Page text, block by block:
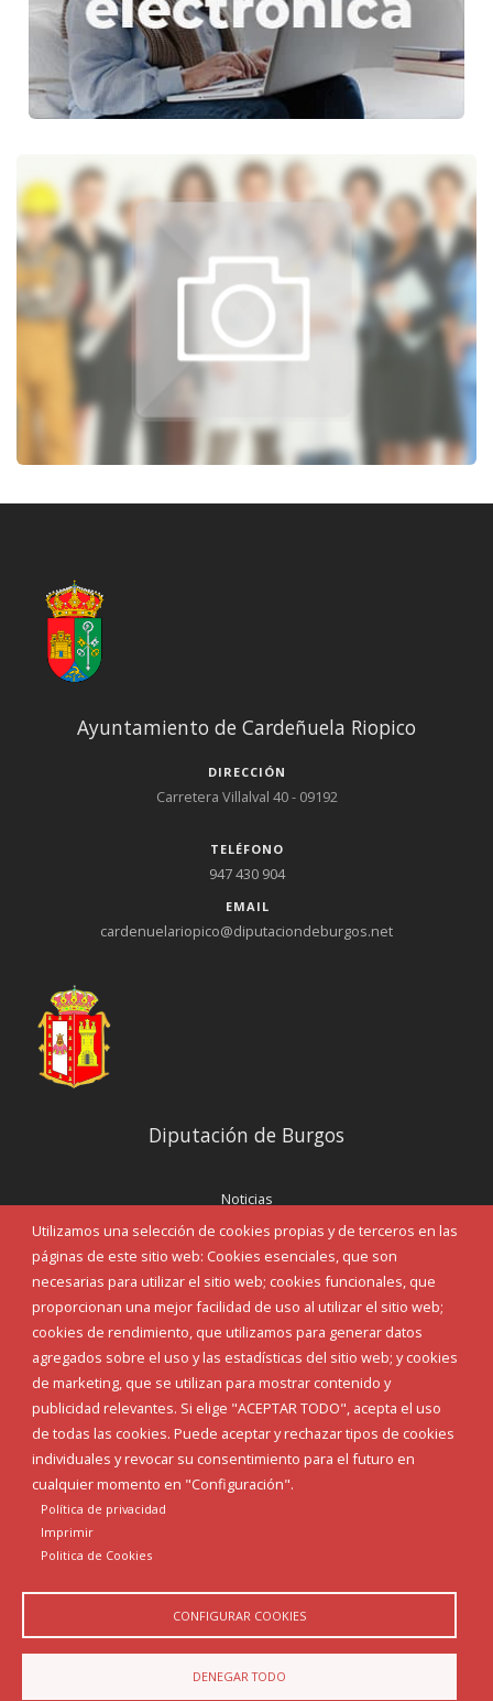
Utilizamos una selección de cookies propias y de terceros en las
páginas de este sitio web: Cookies esenciales, que son
necesarias para utilizar el sitio web; cookies funcionales, que
proporcionan una mejor facilidad de uso al utilizar el sitio web;
cookies de rendimiento, que utilizamos para generar datos
agregados sobre el uso y las estadísticas del sitio web; y cookies
de marketing, que se utilizan para mostrar contenido y
publicidad relevantes. Si elige "ACEPTAR TODO", acepta el uso
de todas las cookies. Puede aceptar y rechazar tipos de cookies
individuales y revocar su consentimiento para el futuro en
cualquier momento en "Configuración".
Política de privacidad
Imprimir
Politica de Cookies
CONFIGURAR COOKIES
DENEGAR TODO
Ayuntamiento de Cardeñuela Riopico
DIRECCIÓN
Carretera Villalval 40 - 09192
TELÉFONO
947 430 904
EMAIL
cardenuelariopico@diputaciondeburgos.net
Diputación de Burgos
Noticias
Eventos
Corporación Municipal
Teléfonos de interés
INICIAR SESIÓN
MAPA WEB